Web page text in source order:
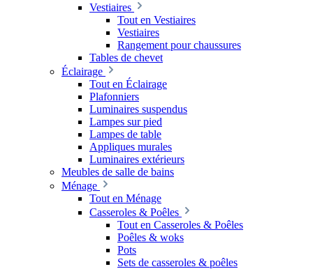
Vestiaires
Tout en Vestiaires
Vestiaires
Rangement pour chaussures
Tables de chevet
Éclairage
Tout en Éclairage
Plafonniers
Luminaires suspendus
Lampes sur pied
Lampes de table
Appliques murales
Luminaires extérieurs
Meubles de salle de bains
Ménage
Tout en Ménage
Casseroles & Poêles
Tout en Casseroles & Poêles
Poêles & woks
Pots
Sets de casseroles & poêles